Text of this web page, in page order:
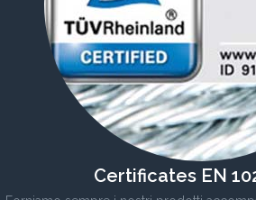
Certificates EN